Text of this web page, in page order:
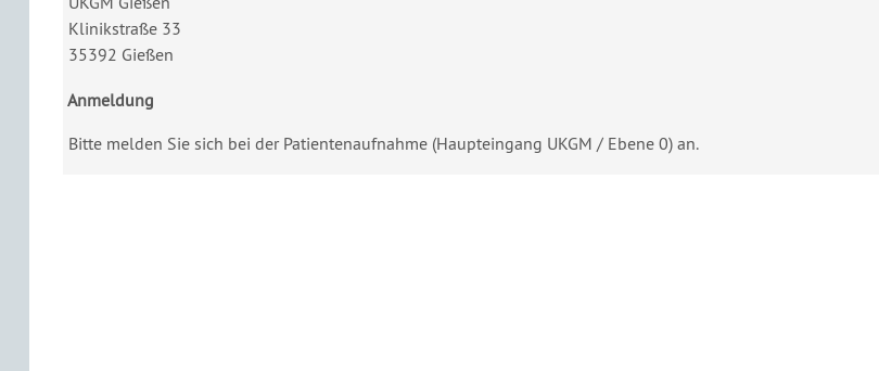
Klinikstraße 33
35392 Gießen
Anmeldung
Bitte melden Sie sich bei der Patientenaufnahme (Haupteingang UKGM / Ebene 0) an.